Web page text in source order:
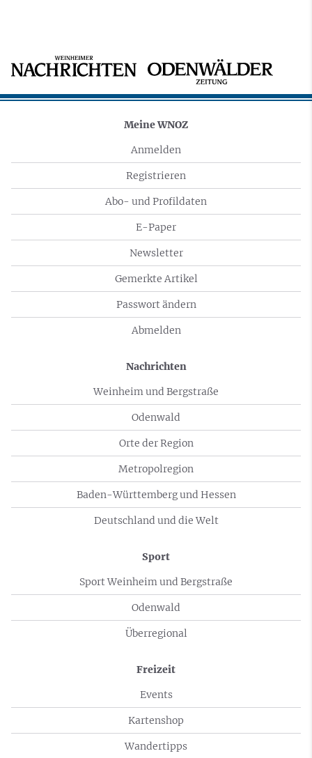
Meine WNOZ
Anmelden
Registrieren
Abo- und Profildaten
E-Paper
Newsletter
Gemerkte Artikel
Passwort ändern
Abmelden
Nachrichten
Weinheim und Bergstraße
Odenwald
Orte der Region
Metropolregion
Baden-Württemberg und Hessen
Deutschland und die Welt
Sport
Sport Weinheim und Bergstraße
Odenwald
Überregional
Freizeit
Events
Kartenshop
Wandertipps